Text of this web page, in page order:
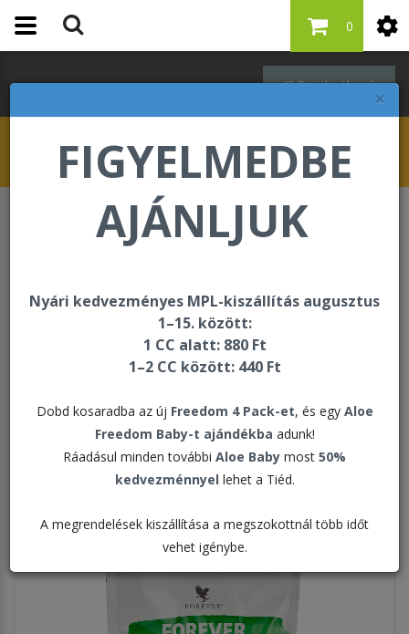
×
FIGYELMEDBE
AJÁNLJUK
Nyári kedvezményes MPL-kiszállítás augusztus
1–15. között:
1 CC alatt: 880 Ft
1–2 CC között: 440 Ft
Dobd kosaradba az új Freedom 4 Pack-et, és egy Aloe
Freedom Baby-t ajándékba adunk!
Ráadásul minden további Aloe Baby most 50%
kedvezménnyel lehet a Tiéd.
A megrendelések kiszállítása a megszokottnál több időt
vehet igénybe.
Bejelentkezés
0
Keresés
Rendezés:
Megjelenítve: